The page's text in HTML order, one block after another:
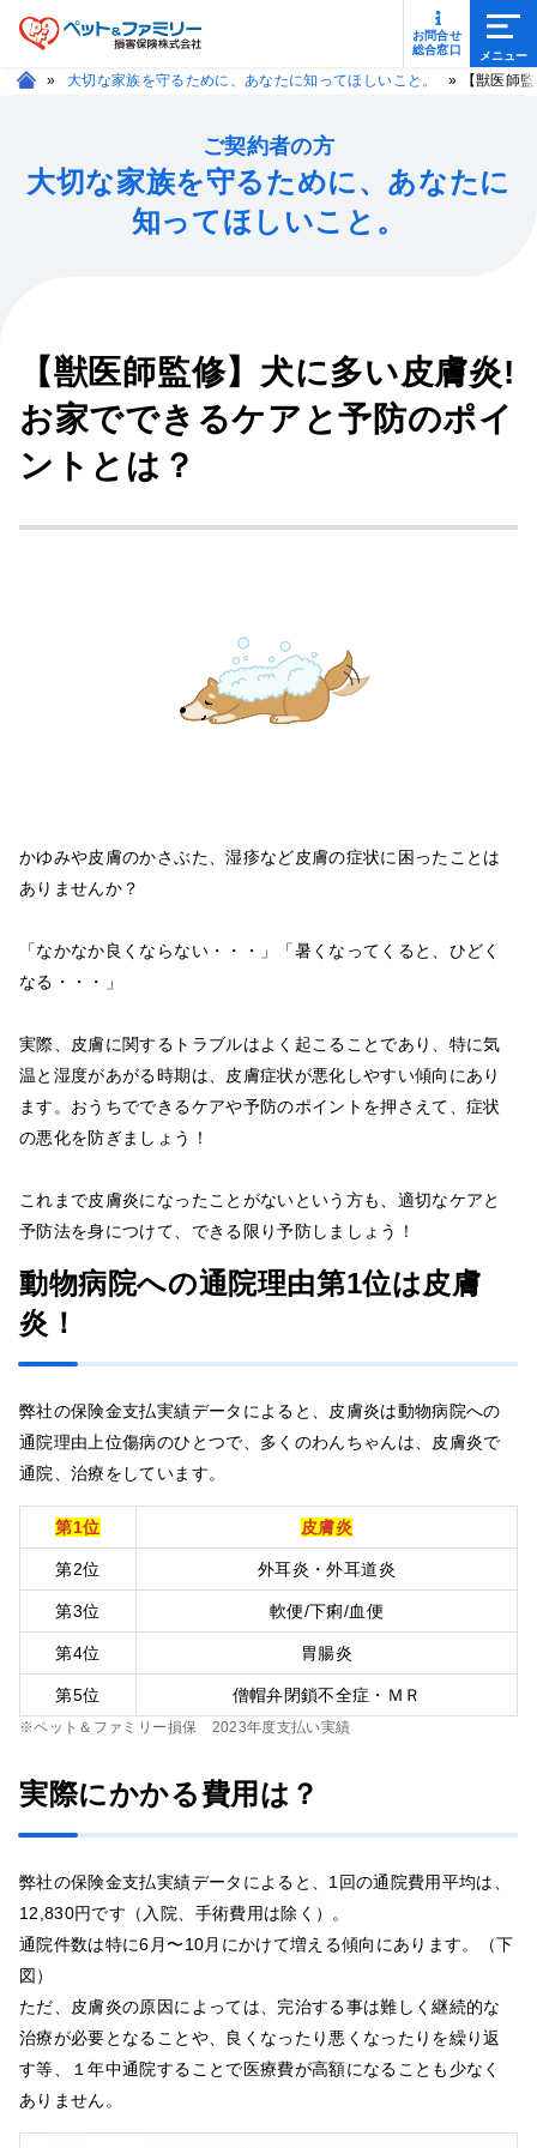
お問合せ
総合窓口
» 大切な家族を守るために、あなたに知ってほしいこと。 » 【獣医師
ご契約者の方
大切な家族を守るために、あなたに
知ってほしいこと。
【獣医師監修】犬に多い皮膚炎!
お家でできるケアと予防のポイ
ントとは？
かゆみや皮膚のかさぶた、湿疹など皮膚の症状に困ったことは
ありませんか？
「なかなか良くならない・・・」「暑くなってくると、ひどく
なる・・・」
実際、皮膚に関するトラブルはよく起こることであり、特に気
温と湿度があがる時期は、皮膚症状が悪化しやすい傾向にあり
ます。おうちでできるケアや予防のポイントを押さえて、症状
の悪化を防ぎましょう！
これまで皮膚炎になったことがないという方も、適切なケアと
予防法を身につけて、できる限り予防しましょう！
動物病院への通院理由第1位は皮膚
炎！
弊社の保険金支払実績データによると、皮膚炎は動物病院への
通院理由上位傷病のひとつで、多くのわんちゃんは、皮膚炎で
通院、治療をしています。
第1位 皮膚炎
第2位 外耳炎・外耳道炎
第3位 軟便/下痢/血便
第4位 胃腸炎
第5位 僧帽弁閉鎖不全症・ＭＲ
※ペット＆ファミリー損保 2023年度支払い実績
実際にかかる費用は？
弊社の保険金支払実績データによると、1回の通院費用平均は、
12,830円です（入院、手術費用は除く）。
通院件数は特に6月〜10月にかけて増える傾向にあります。（下
図）
ただ、皮膚炎の原因によっては、完治する事は難しく継続的な
治療が必要となることや、良くなったり悪くなったりを繰り返
す等、１年中通院することで医療費が高額になることも少なく
ありません。